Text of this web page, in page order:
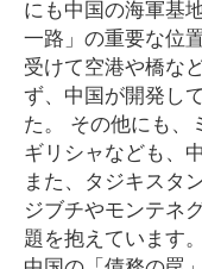
にも中国の海軍基
一路」の重要な位
受けて空港や橋な
ず、中国が開発し
た。 その他にも、
ギリシャなども、
また、タジキスタ
ジブチやモンテネ
題を抱えています